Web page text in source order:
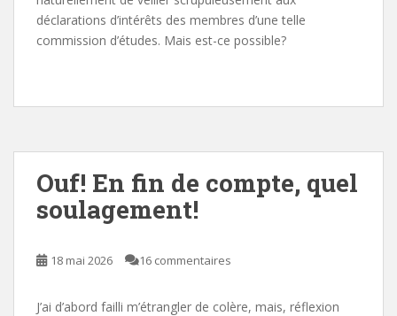
déclarations d’intérêts des membres d’une telle
commission d’études. Mais est-ce possible?
Ouf! En fin de compte, quel
soulagement!
18 mai 2026 16 commentaires
J’ai d’abord failli m’étrangler de colère, mais, réflexion